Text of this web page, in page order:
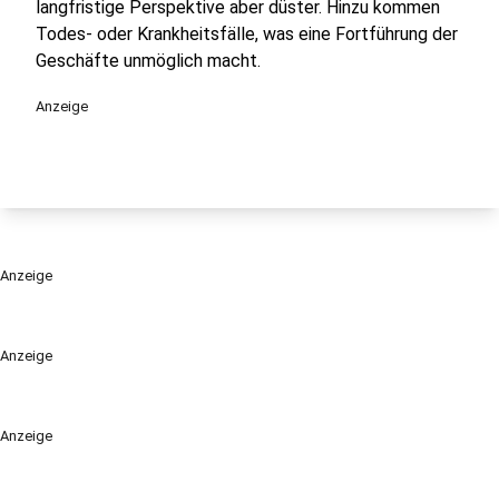
Anzeige
Anzeige
langfristige Perspektive aber düster. Hinzu kommen
Todes- oder Krankheitsfälle, was eine Fortführung der
Geschäfte unmöglich macht.
Anzeige
Anzeige